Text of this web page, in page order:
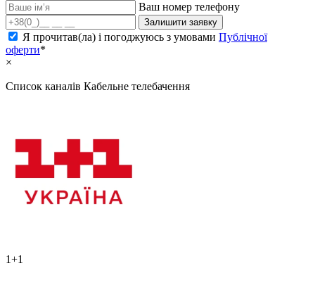
Ваш номер телефону
Залишити заявку
Я прочитав(ла) і погоджуюсь з умовами Публічної
оферти*
×
Список каналів Кабельне телебачення
1+1